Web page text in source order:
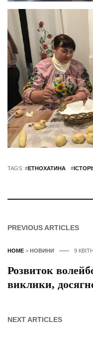
TAGS: #ЕТНОХАТИНА #
PREVIOUS ARTICLES
HOME > НОВИНИ 9
Розвиток
виклики,
NEXT ARTICLES